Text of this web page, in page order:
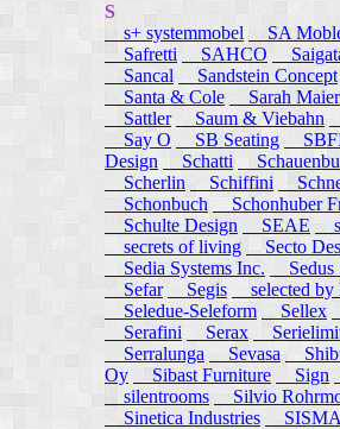
S
s+ systemmobel
SA
Safretti
SAHCO
Sancal
Sandstein Concept
Santa & Cole
Sarah Maier
Sattler
Saum & Viebahn
Say O
SB Seating
Design
Schatti
Scherlin
Schiffini
Schonbuch
Schonhuber
Schulte Design
SEAE
secrets of living
Secto
Sedia Systems Inc.
Sedus
Sefar
Segis
selected by
Seledue-Seleform
Sellex
Serafini
Serax
Serralunga
Sevasa
Oy
Sibast Furniture Sign
silentrooms
Silvio
Sinetica Industries